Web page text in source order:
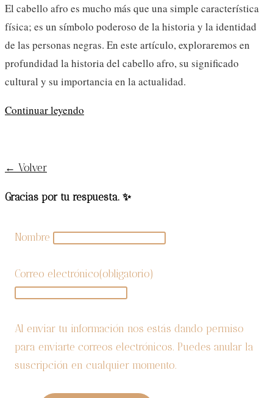
entrada:
lectura:
El cabello afro es mucho más que una simple característica
física; es un símbolo poderoso de la historia y la identidad
de las personas negras. En este artículo, exploraremos en
profundidad la historia del cabello afro, su significado
cultural y su importancia en la actualidad.
Continuar leyendo
← Volver
Gracias por tu respuesta. ✨
Nombre
Correo electrónico(obligatorio)
Al enviar tu información nos estás dando permiso
para enviarte correos electrónicos. Puedes anular la
suscripción en cualquier momento.